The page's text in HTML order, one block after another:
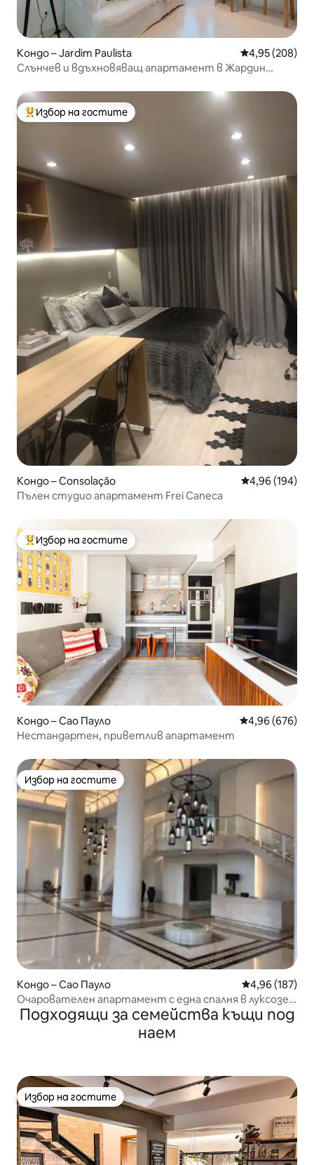
Кондо – Jardim Paulista Средна
4,95 (208)
Слънчев и вдъхновяващ апартамент в Жардин
Най-популярен избор на гостите
Избор на гостите
Кондо – Consolação Средна
4,96 (194)
Пълен студио апартамент Frei Caneca
Най-популярен избор на гостите
Избор на гостите
Кондо – Сао Пауло Средна
4,96 (676)
Нестандартен, приветлив апартамент
Избор на гостите
Избор на гостите
Кондо – Сао Пауло Средна
4,96 (187)
Очарователен апартамент с една спалня в луксозен
комплекс.
Подходящи за семейства къщи под
наем
Избор на гостите
Избор на гостите